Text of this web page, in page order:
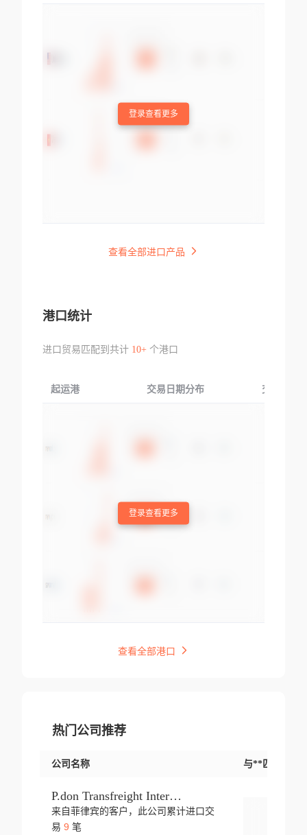
登录查看更多
查看全部进口产品
港口统计
进口贸易匹配到共计 10+个港口
起运港 交易日期分布 交易产品
登录查看更多
查看全部港口
热门公司推荐
公司名称 与**匹配交易
P.don Transfreight International
来自菲律宾的客户，此公司累计进口交
易 9 笔